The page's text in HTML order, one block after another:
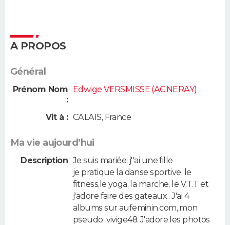
A PROPOS
Général
Prénom Nom
:
Edwige VERSMISSE (AGNERAY)
Vit à : CALAIS, France
Ma vie aujourd'hui
Description Je suis mariée, j''ai une fille
je pratique la danse sportive, le
fitness,le yoga, la marche, le V.T.T et
j'adore faire des gateaux . J'ai 4
albums sur aufeminin.com, mon
pseudo: vivige48. J'adore les photos